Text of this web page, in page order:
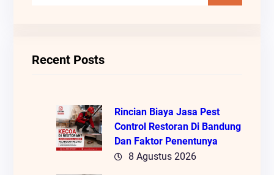
Recent Posts
Rincian Biaya Jasa Pest
Control Restoran Di Bandung
Dan Faktor Penentunya
8 Agustus 2026